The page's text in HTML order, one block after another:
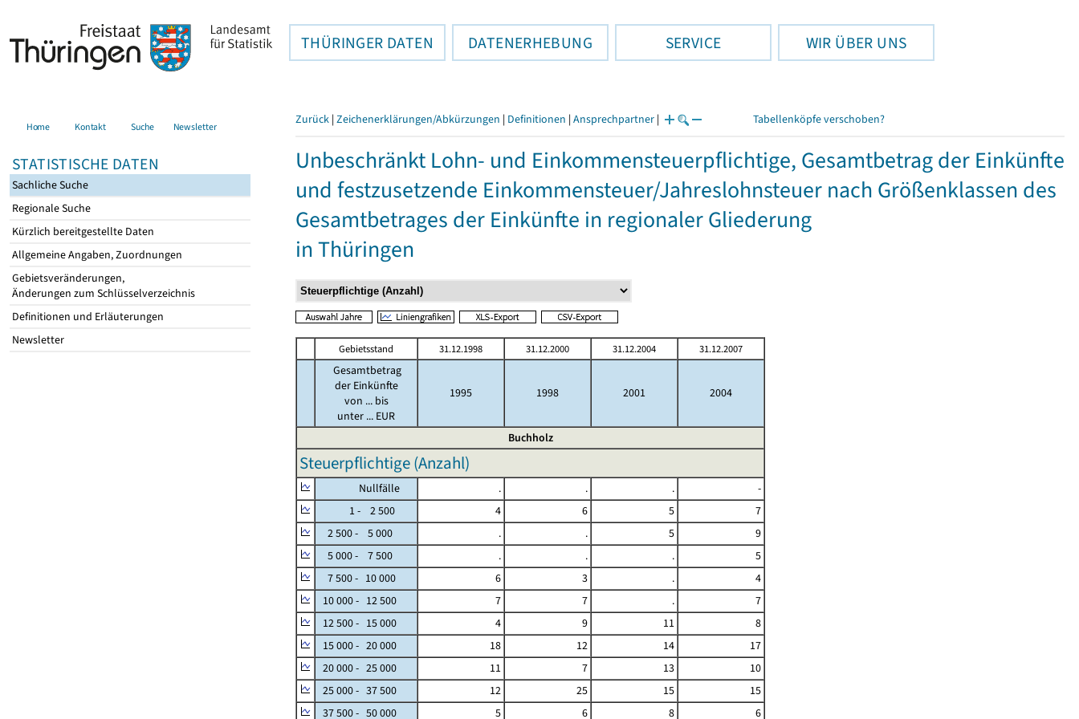
THÜRINGER DATEN DATENERHEBUNG SERVICE WIR ÜBER UNS
Home Kontakt Suche Newsletter
STATISTISCHE DATEN
Sachliche Suche
Regionale Suche
Kürzlich bereitgestellte Daten
Allgemeine Angaben, Zuordnungen
Gebietsveränderungen,
Änderungen zum Schlüsselverzeichnis
Definitionen und Erläuterungen
Newsletter
Zurück | Zeichenerklärungen/Abkürzungen | Definitionen | Ansprechpartner | Tabellenköpfe verschoben?
Unbeschränkt Lohn- und Einkommensteuerpflichtige, Gesamtbetrag der Einkünfte
und festzusetzende Einkommensteuer/Jahreslohnsteuer nach Größenklassen des
Gesamtbetrages der Einkünfte in regionaler Gliederung
in Thüringen
Gebietsstand 31.12.1998 31.12.2000 31.12.2004 31.12.2007
Gesamtbetrag
der Einkünfte
von ... bis
unter ... EUR
1995 1998 2001 2004
Buchholz
Steuerpflichtige (Anzahl)
Nullfälle . . .
-
1 - 2 500
4 6 5
7
2 500 - 5 000
. . 5
9
5 000 - 7 500
. . .
5
7 500 - 10 000
6 3 .
4
10 000 - 12 500
7 7 .
7
12 500 - 15 000
4 9 11
8
15 000 - 20 000
18 12 14
17
20 000 - 25 000
11 7 13
10
25 000 - 37 500
12 25 15
15
37 500 - 50 000
5 6 8 6